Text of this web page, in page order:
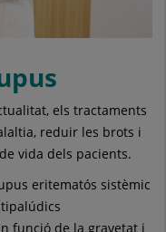
els tractaments
reduir les brots i
vida dels pacients.
eritematós sistèmic
funció de la gravetat i